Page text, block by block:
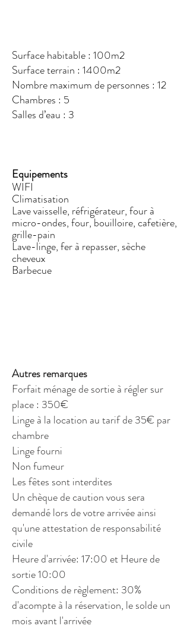
Surface habitable : 100m2
Surface terrain : 1400m2
Nombre maximum de personnes : 12
Chambres : 5
Salles d’eau : 3
Equipements
WIFI
Climatisation
Lave vaisselle, réfrigérateur, four à
micro-ondes, four, bouilloire, cafetière,
grille-pain
Lave-linge, fer à repasser, sèche
cheveux
Barbecue
Autres remarques
Forfait ménage de sortie à régler sur
place : 350€
Linge à la location au tarif de 35€ par
chambre
Linge fourni
Non fumeur
Les fêtes sont interdites
Un chèque de caution vous sera
demandé lors de votre arrivée ainsi
qu'une attestation de responsabilité
civile
Heure d'arrivée: 17:00 et Heure de
sortie 10:00
Conditions de règlement: 30%
d'acompte à la réservation, le solde un
mois avant l'arrivée